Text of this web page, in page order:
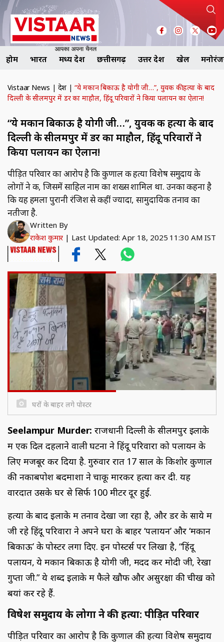
होम भारत मध्य प्रदेश छत्तीसगढ़ उत्तर प्रदेश खेल
Vistaar News | देश | “ये मकान बिकाऊ है योगी जी…”, युवक की हत्या के बाद
दिल्ली के सीलमपुर में डर का माहौल, हिंदू परिवारों ने किया पलायन का ऐलान!
“ये मकान बिकाऊ है योगी जी…”, युवक की हत्या के बाद
दिल्ली के सीलमपुर में डर का माहौल, हिंदू परिवारों ने
किया पलायन का ऐलान!
पीड़ित परिवार का आरोप है कि कुणाल की हत्या विशेष समुदाय के
लोगों ने की, जिसमें साहिल नाम का शख्स शामिल था. उनका कहना है
कि यह हमला पुरानी रंजिश से कहीं ज्यादा, सामुदायिक तनाव का
नतीजा है.
Written By
राकेश कुमार | Last Updated: Apr 18, 2025 11:30 AM IST
घरों के बाहर लगे पोस्टर
Seelampur Murder: राजधानी दिल्ली के सीलमपुर इलाके
में एक दिल दहलाने वाली घटना ने हिंदू परिवारों को पलायन के
लिए मजबूर कर दिया है. गुरुवार रात 17 साल के किशोर कुणाल
की नकाबपोश बदमाशों ने चाकू मारकर हत्या कर दी. यह
वारदात उसके घर से सिर्फ 100 मीटर दूर हुई.
हत्या के बाद इलाके में तनाव देखा जा रहा है, और डर के साये में
जी रहे हिंदू परिवारों ने अपने घरों के बाहर ‘पलायन’ और ‘मकान
बिकाऊ’ के पोस्टर लगा दिए. इन पोस्टर्स पर लिखा है, “हिंदू
पलायन, ये मकान बिकाऊ है योगी जी, मदद करें मोदी जी, रेखा
गुप्ता जी.” ये शब्द इलाके में फैले खौफ और असुरक्षा की चीख को
बयां कर रहे हैं.
विषेश समुदाय के लोगों ने की हत्या: पीड़ित परिवार
पीड़ित परिवार का आरोप है कि कुणाल की हत्या विशेष समुदाय